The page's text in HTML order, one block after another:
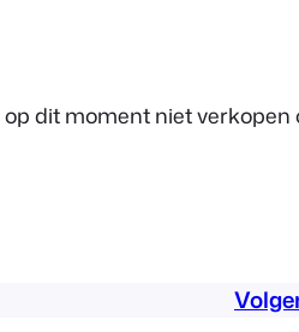
dit moment niet verkopen